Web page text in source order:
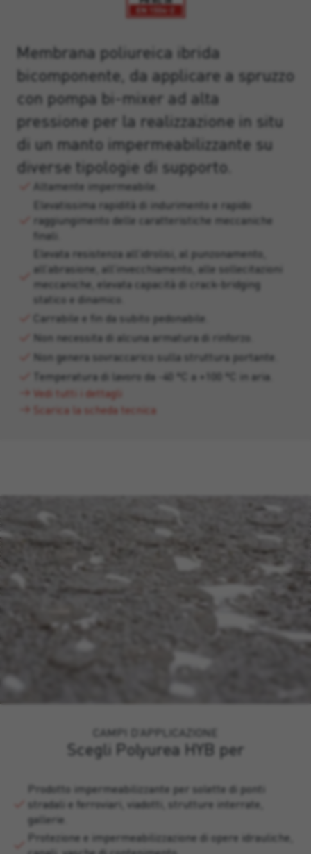
Membrana poliureica ibrida
bicomponente, da applicare a spruzzo
con pompa bi-mixer ad alta
pressione per la realizzazione in situ
di un manto impermeabilizzante su
diverse tipologie di supporto.
Altamente impermeabile.
Elevatissima rapidità di indurimento e rapido
raggiungimento delle caratteristiche meccaniche
finali.
Elevata resistenza all’idrolisi, al punzonamento,
all’abrasione, all’invecchiamento, alle sollecitazioni
meccaniche, elevata capacità di crack-bridging
statico e dinamico.
Carrabile e fin da subito pedonabile.
Non necessita di alcuna armatura di rinforzo.
Non genera sovraccarico sulla struttura portante.
Temperatura di lavoro da -40 °C a +100 °C in aria.
Vedi tutti i dettagli
Scarica la scheda tecnica
CAMPI D’APPLICAZIONE
Scegli Polyurea HYB per
Prodotto impermeabilizzante per solette di ponti
stradali e ferroviari, viadotti, strutture interrate,
gallerie.
Protezione e impermeabilizzazione di opere idrauliche,